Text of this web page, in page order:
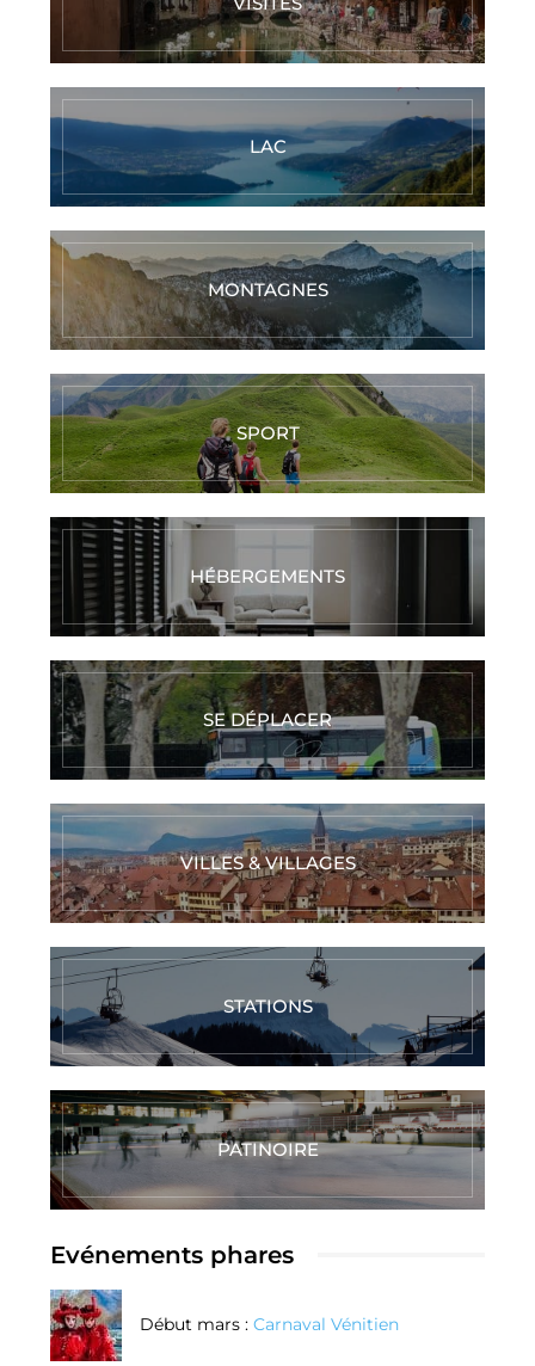
LAC
MONTAGNES
SPORT
HÉBERGEMENTS
SE DÉPLACER
VILLES & VILLAGES
STATIONS
PATINOIRE
Evénements phares
Début mars : Carnaval Vénitien